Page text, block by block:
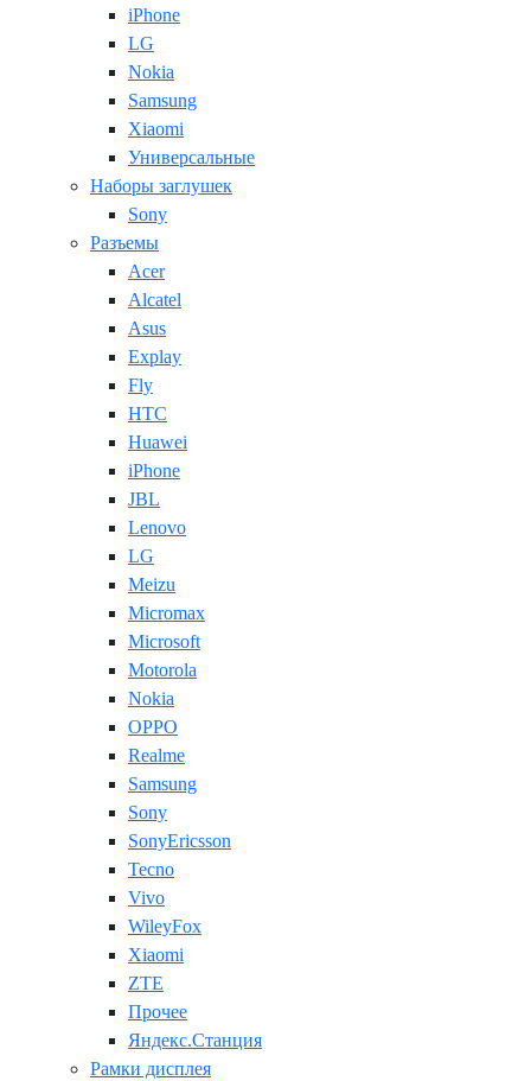
iPhone
LG
Nokia
Samsung
Xiaomi
Универсальные
Наборы заглушек
Sony
Разъемы
Acer
Alcatel
Asus
Explay
Fly
HTC
Huawei
iPhone
JBL
Lenovo
LG
Meizu
Micromax
Microsoft
Motorola
Nokia
OPPO
Realme
Samsung
Sony
SonyEricsson
Tecno
Vivo
WileyFox
Xiaomi
ZTE
Прочее
Яндекс.Станция
Рамки дисплея